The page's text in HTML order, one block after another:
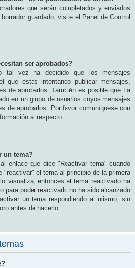
que serán completados y enviados
guardado, visite el Panel de Control
ser aprobados?
tal vez ha decidido que los mensajes
que estas intentando publicar mensajes,
de aprobarlos. También es posible que La
en un grupo de usuarios cuyos mensajes
de aprobarlos. Por favor comuníquese con
al respecto.
un tema?
enlace que dice "Reactivar tema" cuando
"reactivar" el tema al principio de la primera
visualiza, entonces el tema reactivado ha
para poder reactivarlo no ha sido alcanzado
un tema respondiendo al mismo, sin
antes de hacerlo.